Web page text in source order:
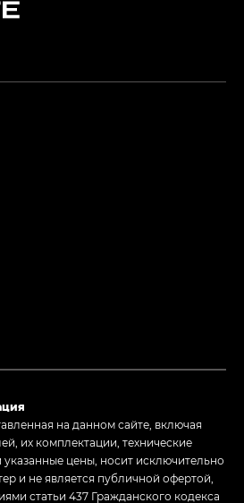
на данном сайте, включая
их комплектации, технические
указанные цены, носит исключительно
и не является публичной офертой,
статьи 437 Гражданского кодекса